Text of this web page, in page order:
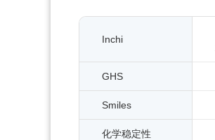
Inchi
GHS
Smiles
化学稳定性